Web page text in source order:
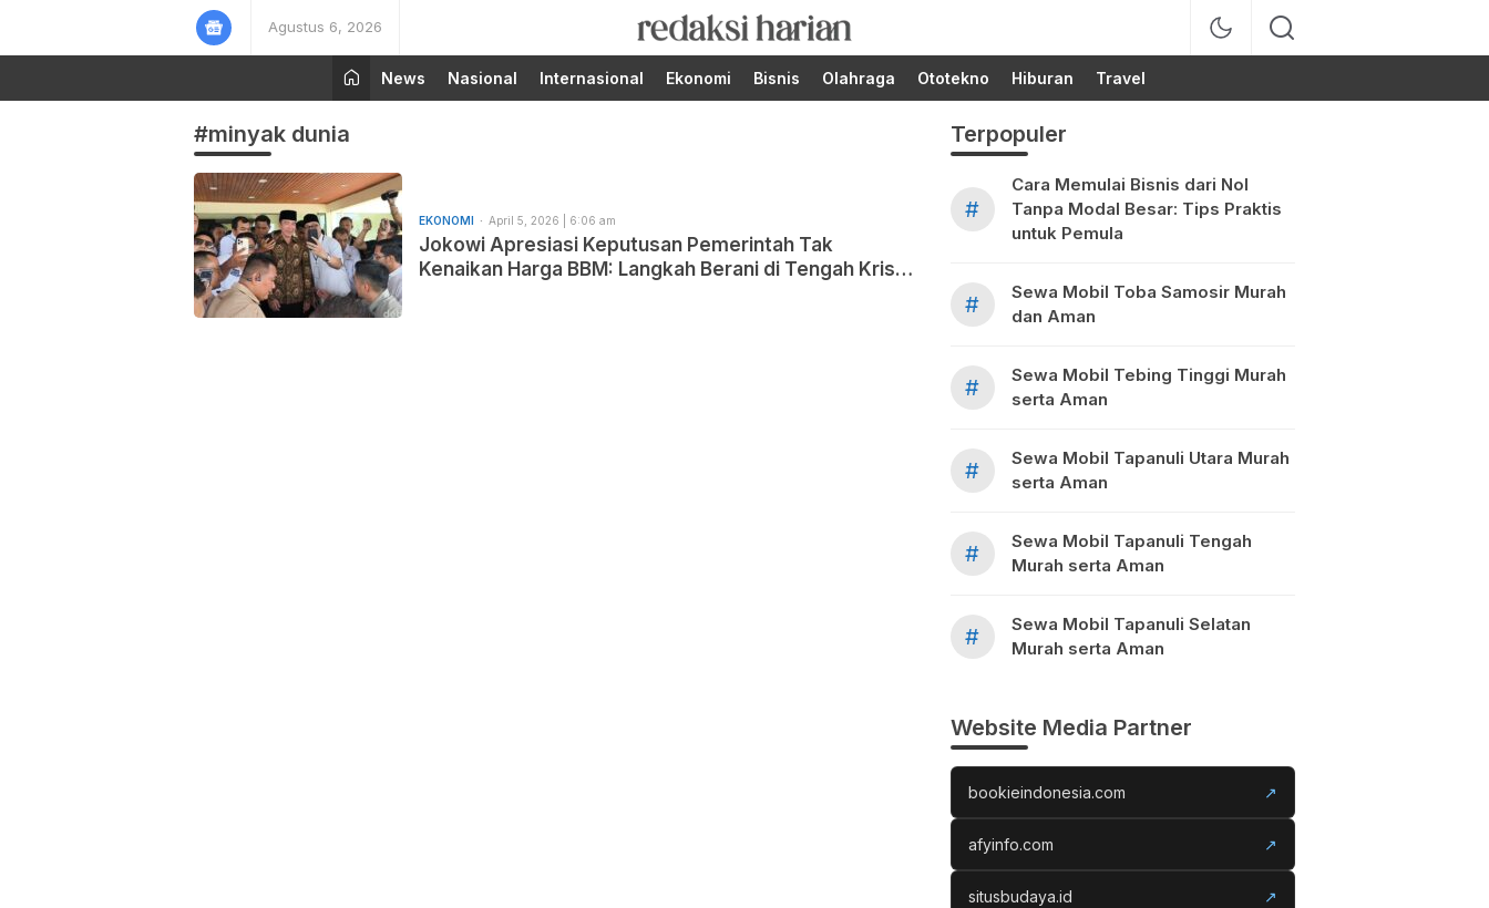
Agustus 6, 2026
RedaksiHarian.com
Berita Terupdate dari
Redaksi Harian!
News
Nasional Internasional Ekonomi Bisnis Olahraga Ototekno Hiburan Travel
#minyak dunia
EKONOMI April 5, 2026 | 6:06 am
Jokowi Apresiasi Keputusan Pemerintah Tak
Kenaikan Harga BBM: Langkah Berani di Tengah Krisis
Terpopuler
#
Cara Memulai Bisnis dari Nol
Tanpa Modal Besar: Tips Praktis
untuk Pemula
#
Sewa Mobil Toba Samosir Murah
dan Aman
#
Sewa Mobil Tebing Tinggi Murah
serta Aman
#
Sewa Mobil Tapanuli Utara Murah
serta Aman
#
Sewa Mobil Tapanuli Tengah
Murah serta Aman
#
Sewa Mobil Tapanuli Selatan
Murah serta Aman
Website Media Partner
bookieindonesia.com ↗
afyinfo.com ↗
situsbudaya.id ↗